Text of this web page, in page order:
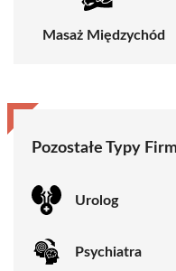
Masaż Międzychód
Pozostałe Typy
Urolog
Psychiatra